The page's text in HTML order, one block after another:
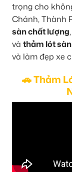
trọng cho
Chánh, Thành
sàn chất lượng
và thảm lót
và làm đẹp xe
🚗 Thảm